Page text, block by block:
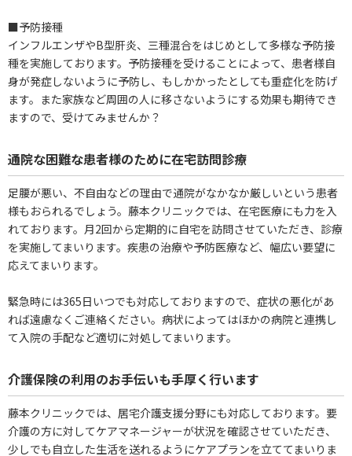
■予防接種
インフルエンザやB型肝炎、三種混合をはじめとして多様な予防接
種を実施しております。予防接種を受けることによって、患者様自
身が発症しないように予防し、もしかかったとしても重症化を防げ
ます。また家族など周囲の人に移さないようにする効果も期待でき
ますので、受けてみませんか？
通院な困難な患者様のために在宅訪問診療
足腰が悪い、不自由などの理由で通院がなかなか厳しいという患者
様もおられるでしょう。藤本クリニックでは、在宅医療にも力を入
れております。月2回から定期的に自宅を訪問させていただき、診療
を実施してまいります。疾患の治療や予防医療など、幅広い要望に
応えてまいります。
緊急時には365日いつでも対応しておりますので、症状の悪化があ
れば遠慮なくご連絡ください。病状によってはほかの病院と連携し
て入院の手配など適切に対処してまいります。
介護保険の利用のお手伝いも手厚く行います
藤本クリニックでは、居宅介護支援分野にも対応しております。要
介護の方に対してケアマネージャーが状況を確認させていただき、
少しでも自立した生活を送れるようにケアプランを立ててまいりま